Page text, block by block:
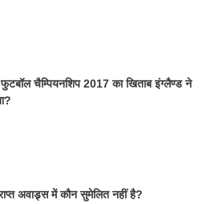
चैम्पियनशिप 2017 का खिताब इंग्लैण्ड ने
अवाड्र्स में कौन सुमेलित नहीं है?